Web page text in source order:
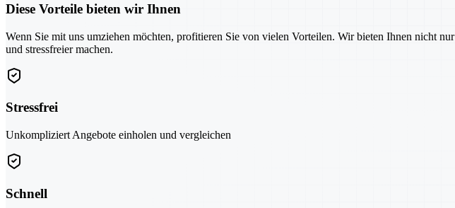
Diese Vorteile bieten wir Ihnen
Wenn Sie mit uns umziehen möchten, profitieren Sie von vielen Vorteilen. Wir bieten Ihnen nicht
und stressfreier machen.
Stressfrei
Unkompliziert Angebote einholen und vergleichen
Schnell